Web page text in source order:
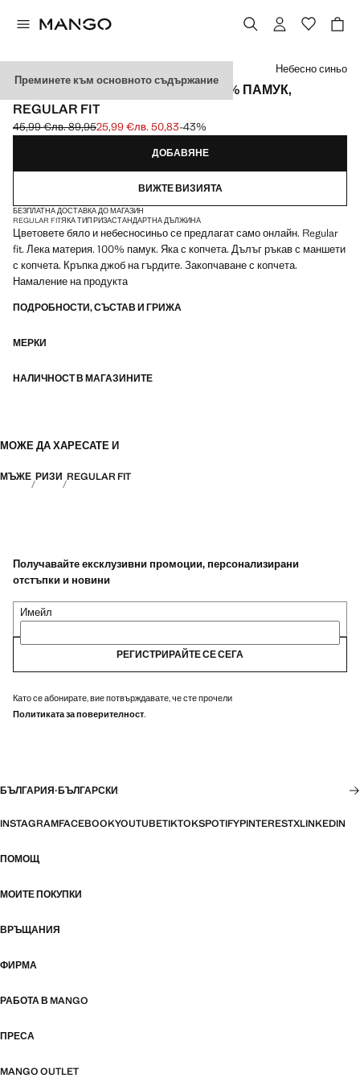
Преминете към основното съдържание
ЛЕКА РИЗА ТИП ОКСФОРД ОТ 100% ПАМУК,
REGULAR FIT
Задраскана първоначална цена [45,99 € лв. 89,95]
45,99 €лв. 89,95
Текуща цена [25,99 € лв. 50,83]
25,99 €лв. 50,83-43%
Изберете цвят
Небесно синьо
ДОБАВЯНЕ
ВИЖТЕ ВИЗИЯТА
БЕЗПЛАТНА ДОСТАВКА ДО МАГАЗИН
REGULAR FITЯКА ТИП РИЗАСТАНДАРТНА ДЪЛЖИНА
Цветовете бяло и небесносиньо се предлагат само онлайн. Regular
fit. Лека материя. 100% памук. Яка с копчета. Дълъг ръкав с маншети
с копчета. Кръпка джоб на гърдите. Закопчаване с копчета.
Намаление на продукта
ПОДРОБНОСТИ, СЪСТАВ И ГРИЖА
МЕРКИ
НАЛИЧНОСТ В МАГАЗИНИТЕ
МОЖЕ ДА ХАРЕСАТЕ И
МЪЖЕ РИЗИ REGULAR FIT
Получавайте ексклузивни промоции, персонализирани
отстъпки и новини
Имейл
РЕГИСТРИРАЙТЕ СЕ СЕГА
Като се абонирате, вие потвърждавате, че сте прочели
Политиката за поверителност.
БЪЛГАРИЯ·БЪЛГАРСКИ
INSTAGRAMFACEBOOKYOUTUBETIKTOKSPOTIFYPINTERESTXLINKEDIN
ПОМОЩ
МОИТЕ ПОКУПКИ
ВРЪЩАНИЯ
ФИРМА
РАБОТА В MANGO
ПРЕСА
MANGO OUTLET